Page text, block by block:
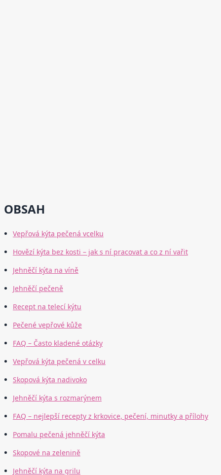
OBSAH
Vepřová kýta pečená vcelku
Hovězí kýta bez kosti – jak s ní pracovat a co z ní vařit
Jehněčí kýta na víně
Jehněčí pečeně
Recept na telecí kýtu
Pečené vepřové kůže
FAQ – Často kladené otázky
Vepřová kýta pečená v celku
Skopová kýta nadivoko
Jehněčí kýta s rozmarýnem
FAQ – nejlepší recepty z krkovice, pečení, minutky a přílohy
Pomalu pečená jehněčí kýta
Skopové na zelenině
Jehněčí kýta na grilu